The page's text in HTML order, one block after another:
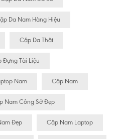
Da Nam Hàng Hiệu
Cặp Da Thật
Đựng Tài Liệu
Nam Cặp Nam
Nam Công Sở Đẹp
Đẹp Cặp Nam Laptop